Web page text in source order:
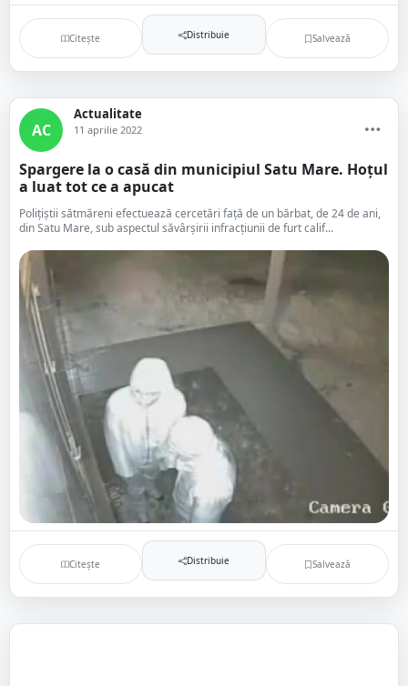
Citește Distribuie Salvează
AC
Actualitate
11 aprilie 2022
Spargere la o casă din municipiul Satu Mare. Hoțul
a luat tot ce a apucat
Polițiștii sătmăreni efectuează cercetări față de un bărbat, de 24 de ani,
din Satu Mare, sub aspectul săvârșirii infracțiunii de furt calif...
Citește Distribuie Salvează